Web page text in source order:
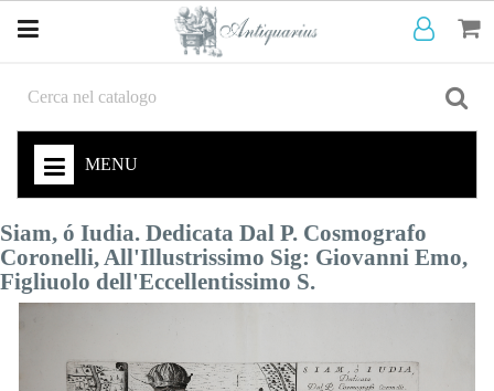
MENU
Siam, ó Iudia. Dedicata Dal P. Cosmografo
Coronelli, All'Illustrissimo Sig: Giovanni Emo,
Figliuolo dell'Eccellentissimo S.